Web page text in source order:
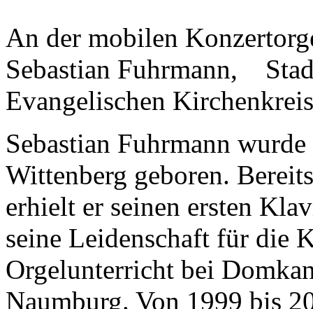
An der mobilen
Sebastian Fuhrmann,
Evangelischen
Sebastian Fuhrmann
Wittenberg geboren.
erhielt er seinen ersten
seine Leidenschaft für die
Orgelunterricht bei
Naumburg. Von 1999 bis